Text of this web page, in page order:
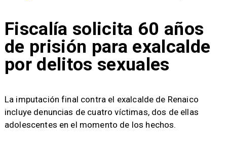
Fiscalía solicita 60 años
de prisión para exalcalde
por delitos sexuales
La imputación final contra el exalcalde de Renaico
incluye denuncias de cuatro víctimas, dos de ellas
adolescentes en el momento de los hechos.